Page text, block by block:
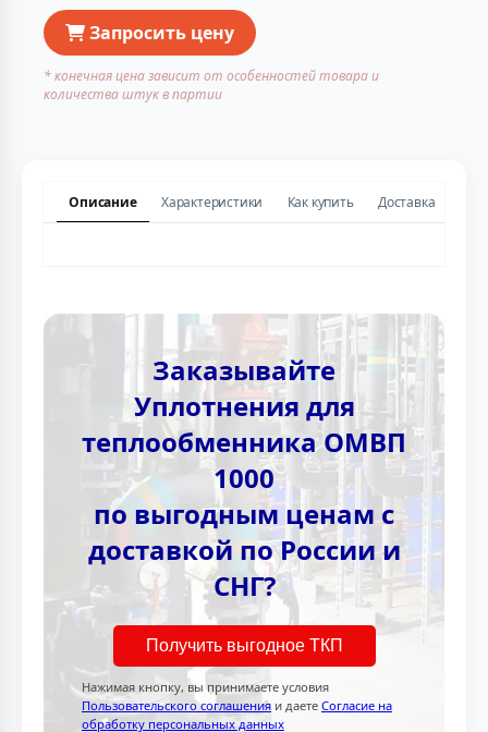
Запросить цену
* конечная цена зависит от особенностей товара и
количества штук в партии
Описание Характеристики Как купить Доставка
Заказывайте
Уплотнения для
теплообменника ОМВП
1000
по выгодным ценам с
доставкой по России и
СНГ?
Получить выгодное ТКП
Нажимая кнопку, вы принимаете условия
Пользовательского соглашения и даете Согласие на
обработку персональных данных